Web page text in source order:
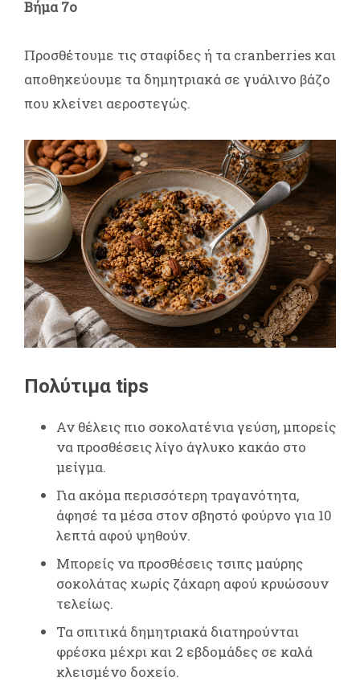
Βήμα 7ο
Προσθέτουμε τις σταφίδες ή τα cranberries και
αποθηκεύουμε τα δημητριακά σε γυάλινο βάζο
που κλείνει αεροστεγώς.
Πολύτιμα tips
Αν θέλεις πιο σοκολατένια γεύση, μπορείς
να προσθέσεις λίγο άγλυκο κακάο στο
μείγμα.
Για ακόμα περισσότερη τραγανότητα,
άφησέ τα μέσα στον σβηστό φούρνο για 10
λεπτά αφού ψηθούν.
Μπορείς να προσθέσεις τσιπς μαύρης
σοκολάτας χωρίς ζάχαρη αφού κρυώσουν
τελείως.
Τα σπιτικά δημητριακά διατηρούνται
φρέσκα μέχρι και 2 εβδομάδες σε καλά
κλεισμένο δοχείο.